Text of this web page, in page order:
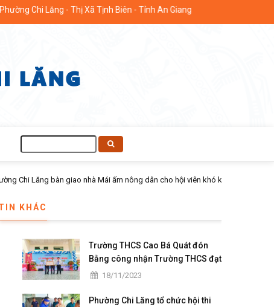
Chi Lăng - Thị Xã Tịnh Biên - Tỉnh An Giang
kiếm
KHÁC
Trường THCS Cao Bá Quát đón
Bằng công nhận Trường THCS đạt
chuẩn Quốc gia mức độ I và họp
giáo Việt Nam
18/11/2023
Phường Chi Lăng tổ chức hội thi